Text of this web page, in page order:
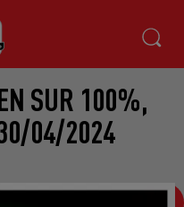
SUR 100%,
04/2024